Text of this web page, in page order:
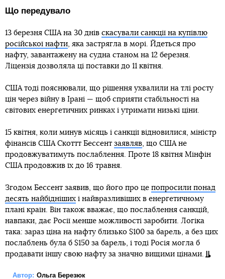
Що передувало
13 березня США на 30 днів скасували санкції на купівлю
російської нафти, яка застрягла в морі. Йдеться про
нафту, завантажену на судна станом на 12 березня.
Ліцензія дозволяла ці поставки до 11 квітня.
США тоді пояснювали, що рішення ухвалили на тлі росту
цін через війну в Ірані — щоб сприяти стабільності на
світових енергетичних ринках і утримати низькі ціни.
15 квітня, коли минув місяць і санкції відновилися, міністр
фінансів США Скоттт Бессент заявляв, що США не
продовжуватимуть послаблення. Проте 18 квітня Мінфін
США продовжив їх до 16 травня.
Згодом Бессент заявив, що його про це попросили понад
десять найбідніших і найвразливіших в енергетичному
плані країн. Він також вважає, що послаблення санкцій,
навпаки, дає Росії менше можливості заробити. Логіка
така: зараз ціна на нафту близько $100 за барель, а без цих
послаблень була б $150 за барель, і тоді Росія могла б
продавати іншу свою нафту за значно вищими цінами.
Автор: Ольга Березюк